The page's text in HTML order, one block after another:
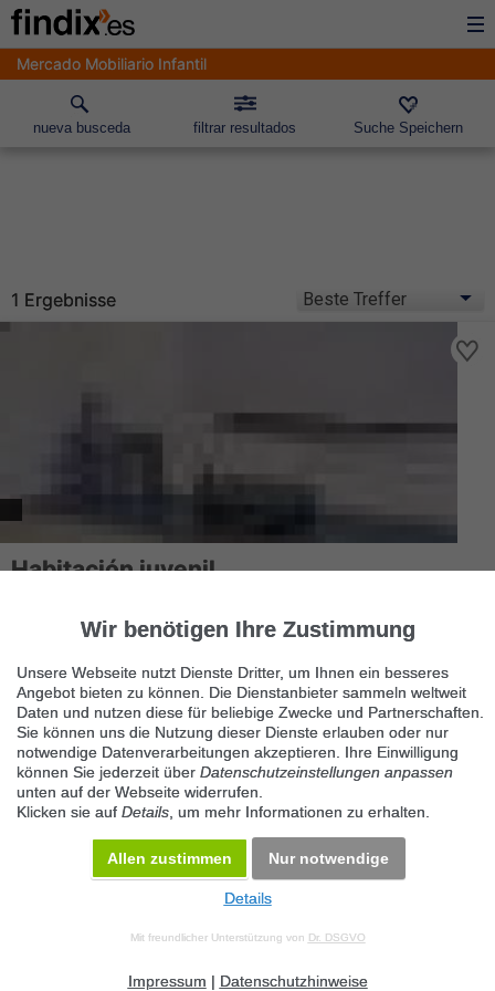
Mercado Mobiliario Infantil
nueva busceda filtrar resultados Suche Speichern
1 Ergebnisse
Habitación juvenil
Vendo habitación juvenil, con una cama de 90, armario y
mueble zapatero...
Datenschutz Impressum Kontakt Datenschutz anpassen Desktop Version
Wir benötigen Ihre Zustimmung
Unsere Webseite nutzt Dienste Dritter, um Ihnen ein besseres
Angebot bieten zu können. Die Dienstanbieter sammeln weltweit
Daten und nutzen diese für beliebige Zwecke und Partnerschaften.
Sie können uns die Nutzung dieser Dienste erlauben oder nur
notwendige Datenverarbeitungen akzeptieren. Ihre Einwilligung
können Sie jederzeit über Datenschutzeinstellungen anpassen
unten auf der Webseite widerrufen.
Klicken sie auf Details , um mehr Informationen zu erhalten.
Allen zustimmen Nur notwendige
Details
Mit freundlicher Unterstützung von Dr. DSGVO
Impressum | Datenschutzhinweise